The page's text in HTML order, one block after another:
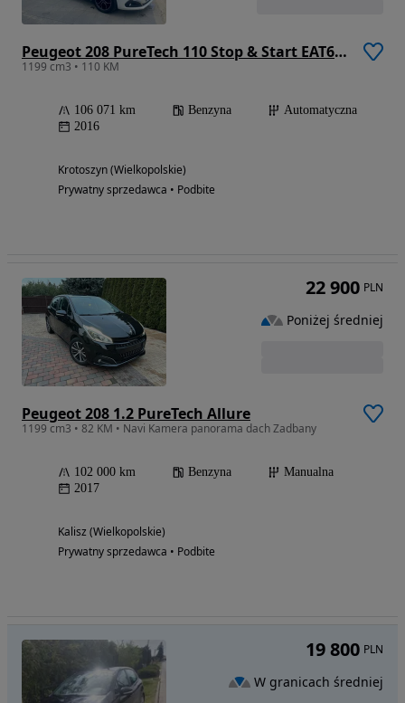
Peugeot 208 PureTech 110 Stop & Start EAT6 Allure
1199 cm3 • 110 KM
106 071 km Benzyna
Automatyczna
2016
Krotoszyn (Wielkopolskie)
Prywatny sprzedawca • Podbite
Peugeot 208 1.2 PureTech Allure
1199 cm3 • 82 KM • Navi Kamera panorama dach Zadbany
102 000 km Benzyna
Manualna
2017
Kalisz (Wielkopolskie)
Prywatny sprzedawca • Podbite
22 900 PLN
Poniżej średniej
19 800 PLN
W granicach średniej